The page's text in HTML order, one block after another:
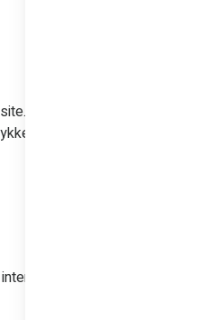
Informationen
ved lagring af